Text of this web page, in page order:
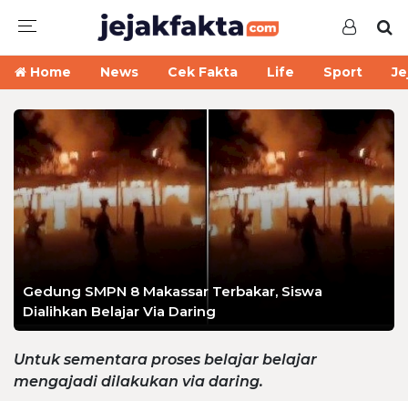
Home News Cek Fakta Life Sport
Gedung SMPN 8 Makassar Terbakar, Siswa
Dialihkan Belajar Via Daring
Untuk sementara proses belajar belajar
mengajadi dilakukan via daring.